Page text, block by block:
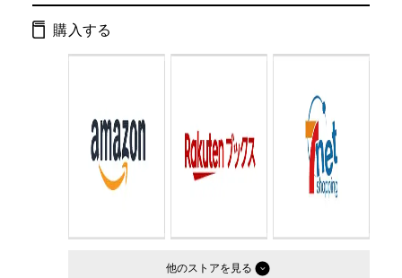
ページ数：
判型： 文庫判
購入する
他のストア